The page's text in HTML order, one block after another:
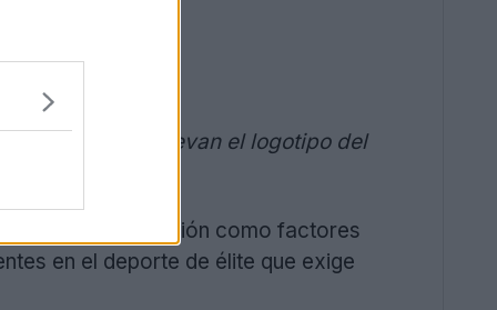
y también llevan el logotipo del
y la inflación como factores
en el deporte de élite que exige